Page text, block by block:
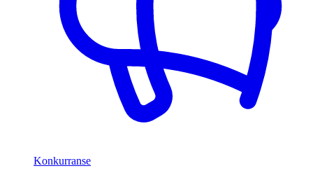
Konkurranse